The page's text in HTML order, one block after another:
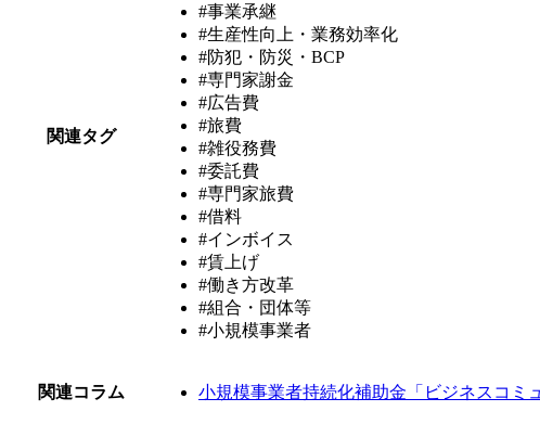
関連タグ
#事業承継
#生産性向上・業務効率化
#防犯・防災・BCP
#専門家謝金
#広告費
#旅費
#雑役務費
#委託費
#専門家旅費
#借料
#インボイス
#賃上げ
#働き方改革
#組合・団体等
#小規模事業者
関連コラム 小規模事業者持続化補助金「ビジネスコミ